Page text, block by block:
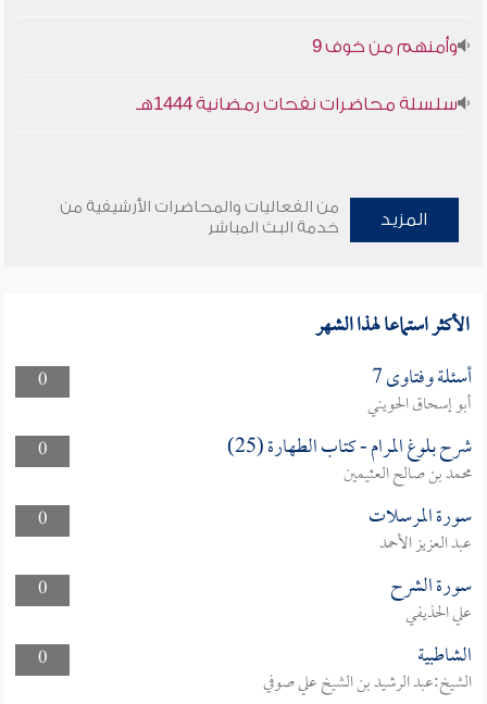
وأمنهم من خوف 9
سلسلة محاضرات نفحات رمضانية 1444هـ
المزيد
من الفعاليات والمحاضرات الأرشيفية من
خدمة البث المباشر
الأكثر استماعا لهذا الشهر
0 أسئلة وفتاوى 7
أبو إسحاق الحويني
0
شرح بلوغ المرام - كتاب الطهارة (25)
محمد بن صالح العثيمين
0
سورة المرسلات
عبد العزيز الأحمد
0
سورة الشرح
علي الحذيفي
0
الشاطبية
الشيخ:عبد الرشيد بن الشيخ علي صوفي